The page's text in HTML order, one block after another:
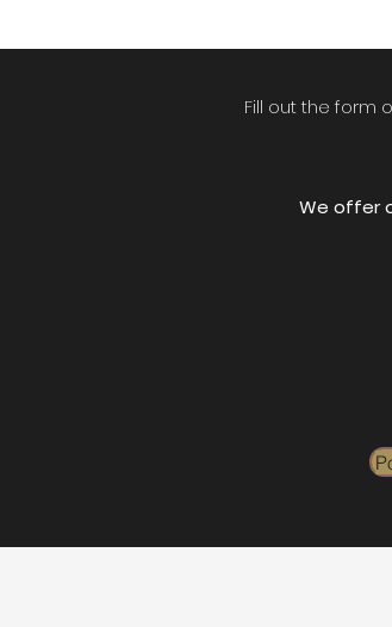
Fill out the form
We offer